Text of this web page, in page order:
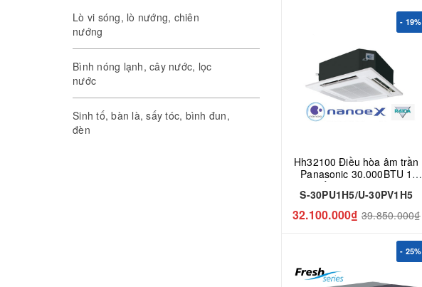
Lò vi sóng, lò nướng, chiên
nướng
Bình nóng lạnh, cây nước, lọc
nước
Sinh tố, bàn là, sấy tóc, bình đun,
đèn
- 19%
Hh32100 Điều hòa âm trần
Panasonic 30.000BTU 1
chiều gas R410a S-
30PU1H5/U-30PV1H5
S-30PU1H5/U-30PV1H5
32.100.000₫ 39.850.000₫
- 25%